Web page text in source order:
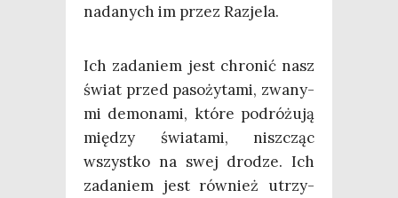
nada­nych im przez Razjela.
Ich zada­niem jest chro­nić nasz
świat przed paso­ży­ta­mi, zwa­ny­
mi demo­na­mi, któ­re podró­żu­ją
mię­dzy świa­ta­mi, nisz­cząc
wszyst­ko na swej dro­dze. Ich
zada­niem jest rów­nież utrzy­